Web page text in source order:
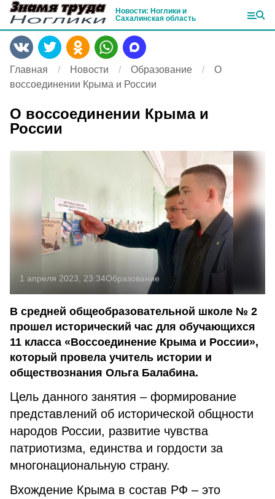
Новости: Ноглики и
Сахалинская область
Главная Новости Образование
О
воссоединении Крыма и России
О воссоединении Крыма и
России
1 апреля 2023, 23:34Образование
В средней общеобразовательной школе № 2
прошел исторический час для обучающихся
11 класса «Воссоединение Крыма и России»,
который провела учитель истории и
обществознания Ольга Балабина.
Цель данного занятия – формирование
представлений об исторической общности
народов России, развитие чувства
патриотизма, единства и гордости за
многонациональную страну.
Вхождение Крыма в состав РФ – это